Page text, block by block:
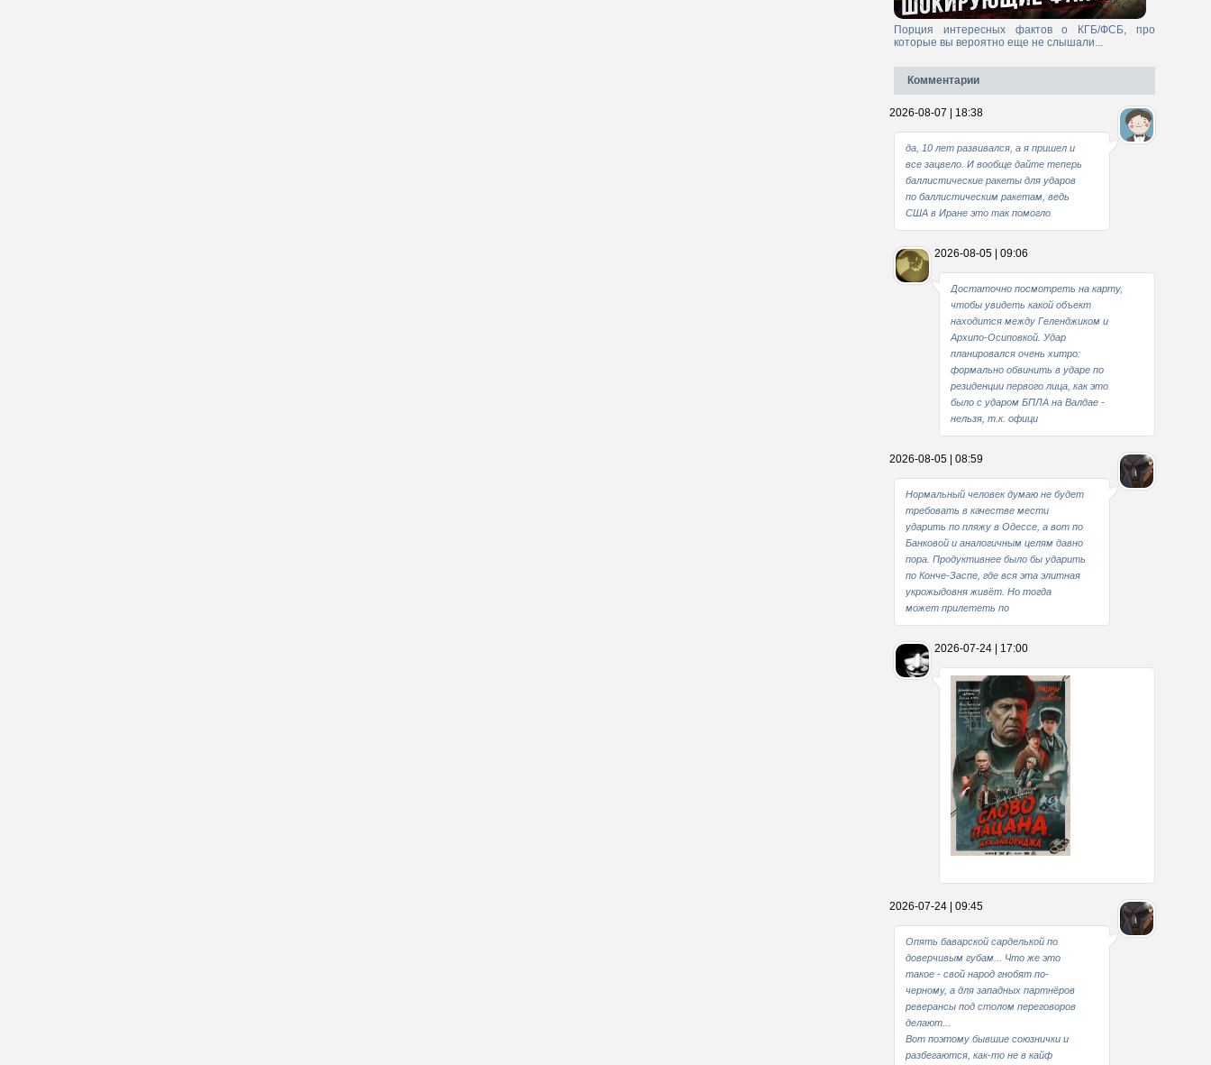
Порция интересных фактов о КГБ/ФСБ, про
которые вы вероятно еще не слышали...
Комментарии
2026-08-07 | 18:38
да, 10 лет развивался, а я пришел и
все зацвело. И вообще дайте теперь
баллистические ракеты для ударов
по баллистическим ракетам, ведь
США в Иране это так помогло
2026-08-05 | 09:06
Достаточно посмотреть на карту,
чтобы увидеть какой объект
находится между Геленджиком и
Архипо-Осиповкой. Удар
планировался очень хитро:
формально обвинить в ударе по
резиденции первого лица, как это
было с ударом БПЛА на Валдае -
нельзя, т.к. офици
2026-08-05 | 08:59
Нормальный человек думаю не будет
требовать в качестве мести
ударить по пляжу в Одессе, а вот по
Банковой и аналогичным целям давно
пора. Продуктивнее было бы ударить
по Конче-Заспе, где вся эта элитная
укрожыдовня живёт. Но тогда
может прилететь по
2026-07-24 | 17:00
2026-07-24 | 09:45
Опять баварской сарделькой по
доверчивым губам... Что же это
такое - свой народ гнобят по-
черному, а для западных партнёров
реверансы под столом переговоров
делают...
Вот поэтому бывшие союзнички и
разбегаются, как-то не в кайф